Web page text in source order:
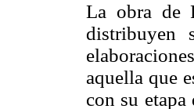
La obra de
distribuyen
aquella que
con su